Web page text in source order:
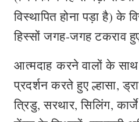
विस्थापित होना पड़ा है) के
हिस्सों जगह-जगह टकराव
आत्मदाह करने वालों के
प्रदर्शन करते हुए ल्हासा,
त्रिडु, सरथार, सिलिंग,